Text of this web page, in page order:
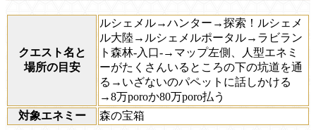
クエスト名と
場所の目安
ルシェメル→ハンター→探索！ルシェメ
ル大陸→ルシェメルポータル→ラビラン
ト森林-入口-→マップ左側、人型エネミ
ーがたくさんいるところの下の坑道を通
る→いざないのパペットに話しかける
→8万poroか80万poro払う
対象エネミー
森の宝箱